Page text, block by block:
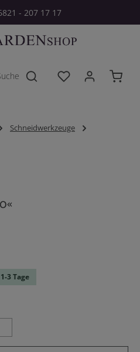
- 207 17 17
Du hast 0
Schneidwerkzeuge
3 Tage